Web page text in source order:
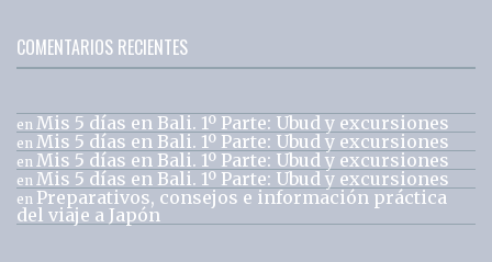
COMENTARIOS RECIENTES
en Mis 5 días en Bali. 1º Parte: Ubud y excursiones
en Mis 5 días en Bali. 1º Parte: Ubud y excursiones
en Mis 5 días en Bali. 1º Parte: Ubud y excursiones
en Mis 5 días en Bali. 1º Parte: Ubud y excursiones
en Preparativos, consejos e información práctica
del viaje a Japón